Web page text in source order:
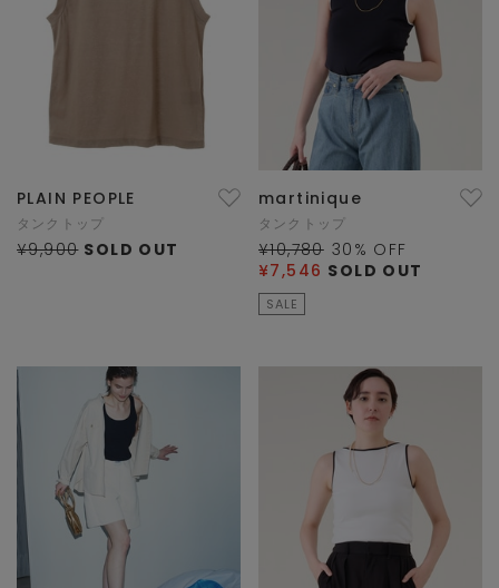
PLAIN PEOPLE
タンクトップ
¥9,900 SOLD OUT
martinique
タンクトップ
¥10,780 30 % OFF
¥7,546 SOLD OUT
SALE